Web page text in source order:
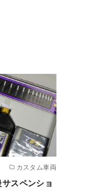
カスタム車両
スペンショ